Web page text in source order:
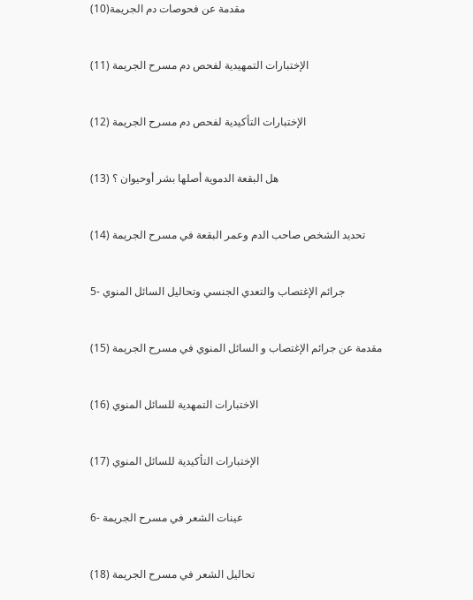
(10)مقدمة عن فحوصات دم الجريمة
(11) الإختبارات التمهيدية لفحص دم مسرح الجريمة
(12) الإختبارات التأكيدية لفحص دم مسرح الجريمة
(13) هل البقعة الدموية أصلها بشر أوحيوان ؟
(14) تحديد الشخص صاحب الدم وعمر البقعة في مسرح الجريمة
5- جرائم الإغتصاب والتعدي الجنسي وتحاليل السائل المنوي
(15) مقدمة عن جرائم الإغتصاب و السائل المنوي في مسرح الجريمة
(16) الاختبارات التمهدية للسائل المنوي
(17) الإختبارات التأكيدية للسائل المنوي
6- عينات الشعر في مسرح الجريمة
(18) تحاليل الشعر في مسرح الجريمة